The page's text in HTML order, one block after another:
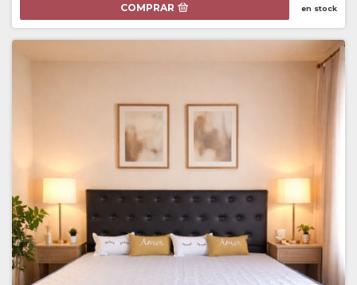
COMPRAR en stock